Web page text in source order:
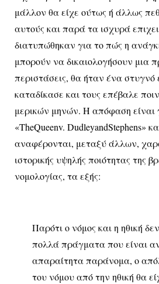
μάλλον θα είχε ούτως ή άλλως
αυτούς και παρά τα ισχυρά
διατυπώθηκαν για το πώς η
μπορούν να δικαιολογήσουν μια
περιστάσεις, θα ήταν ένα στυγνό
καταδίκασε και τους επέβαλε
μερικών μηνών. Η απόφαση είναι
«TheQueenv. DudleyandStephens»
αναφέρονται, μεταξύ άλλων,
ιστορικής υψηλής ποιότητας της
νομολογίας, τα εξής:
Παρότι ο νόμος και η ηθική δεν
πολλά πράγματα που είναι
απαραίτητα παράνομα, ο
του νόμου από την ηθική θα